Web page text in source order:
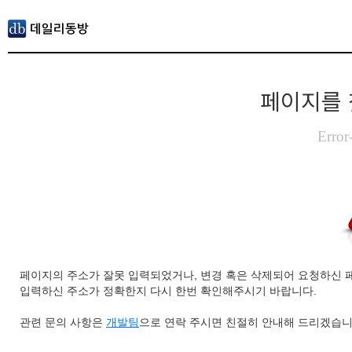
페이지를
페이지의 주소가 잘못 입력되었거나, 변경 혹은 삭제되어 요청하신
입력하신 주소가 정확한지 다시 한번 확인해주시기 바랍니다.
관련 문의 사항은 개발팀 으로 연락 주시면 친절히 안내해 드리겠습